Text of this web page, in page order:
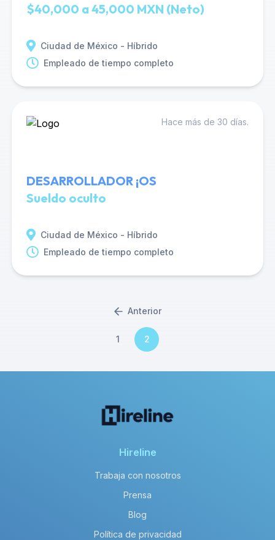
$40,000 a 45,000 MXN (Neto)
Ciudad de México - Híbrido
Empleado de tiempo completo
Hace más de 30 días.
DESARROLLADOR ¡OS
Sueldo oculto
Ciudad de México - Híbrido
Empleado de tiempo completo
Anterior
1 2
Hireline
Trabaja con nosotros
Prensa
Blog
Política de privacidad